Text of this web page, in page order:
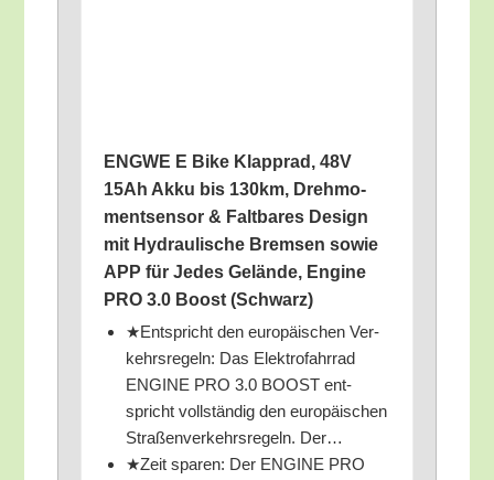
ENGWE E Bike Klapp­rad, 48V
15Ah Akku bis 130km, Dreh­mo­
ment­sen­sor & Falt­ba­res Design
mit Hydrau­li­sche Brem­sen sowie
APP für Jedes Gelän­de, Engi­ne
PRO 3.0 Boost (Schwarz)
★Ent­spricht den euro­päi­schen Ver­
kehrs­re­geln: Das Elek­tro­fahr­rad
ENGINE PRO 3.0 BOOST ent­
spricht voll­stän­dig den euro­päi­schen
Stra­ßen­ver­kehrs­re­geln. Der…
★Zeit spa­ren: Der ENGINE PRO